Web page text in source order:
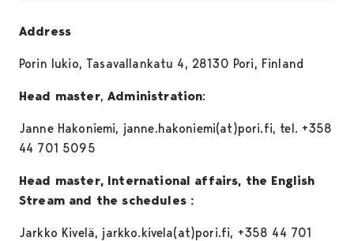
Address
Porin lukio, Tasavallankatu 4, 28130 Pori, Finland
Head master,Administration:
Janne Hakoniemi, janne.hakoniemi(at)pori.fi, tel. +358
44 701 5095
Head master, International affairs, the English
Stream and the schedules :
Jarkko Kivelä, jarkko.kivela(at)pori.fi, +358 44 701